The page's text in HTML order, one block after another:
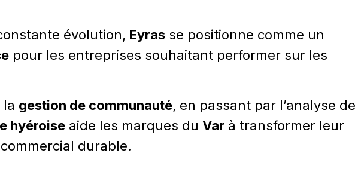
évolution, Eyras se positionne comme un
pour les entreprises souhaitant performer sur les
la gestion de communauté, en passant par l’analyse
hyéroise aide les marques du Var à transformer leur
durable.